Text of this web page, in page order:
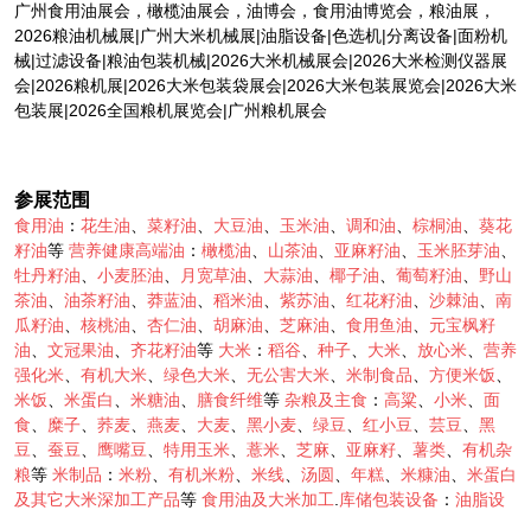
广州食用油展会，橄榄油展会，油博会，食用油博览会，粮油展，
2026粮油机械展|广州大米机械展|油脂设备|色选机|分离设备|面粉机
械|过滤设备|粮油包装机械|2026大米机械展会|2026大米检测仪器展
会|2026粮机展|2026大米包装袋展会|2026大米包装展览会|2026大米
包装展|2026全国粮机展览会|广州粮机展会
参展范围
食用油 ： 花生油 菜籽油 大豆油 玉米油 调和油 棕桐油
葵花
籽油等 营养健康高端油 ： 橄榄油 山茶油 亚麻籽油 玉米胚芽油
牡丹籽油
小麦胚油 月宽草油 大蒜油 椰子油 葡萄籽油
野山
茶油
油茶籽油 莽蓝油 稻米油 紫苏油 红花籽油 沙棘油
南
瓜籽油
核桃油 杏仁油 胡麻油 芝麻油 食用鱼油
元宝枫籽
油
文冠果油 齐花籽油等 大米 ： 稻谷 种子 大米 放心米
营养
强化米
有机大米 绿色大米 无公害大米 米制食品 方便米饭
米饭
米蛋白 米糖油 膳食纤维等 杂粮及主食 ： 高粱 小米
面
食
糜子 荞麦 燕麦 大麦 黑小麦 绿豆 红小豆 芸豆
黑
豆
蚕豆 鹰嘴豆 特用玉米 薏米 芝麻 亚麻籽 薯类
有机杂
粮等 米制品 ： 米粉 有机米粉 米线 汤圆 年糕 米糠油
米蛋白
及其它大米深加工产品等 食用油及大米加工 库储包装设备 ： 油脂设